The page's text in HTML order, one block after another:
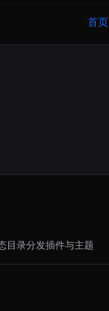
首页
目录分发插件与主题